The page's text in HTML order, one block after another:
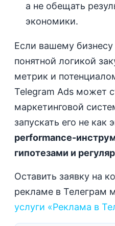
а не обещать
экономики.
Если вашему
понятной логикой
метрик и
Telegram Ads может
маркетинговой
запускать его не как
performance-
гипотезами и
Оставить заявку на
рекламе в Телеграм
услуги «Реклама в